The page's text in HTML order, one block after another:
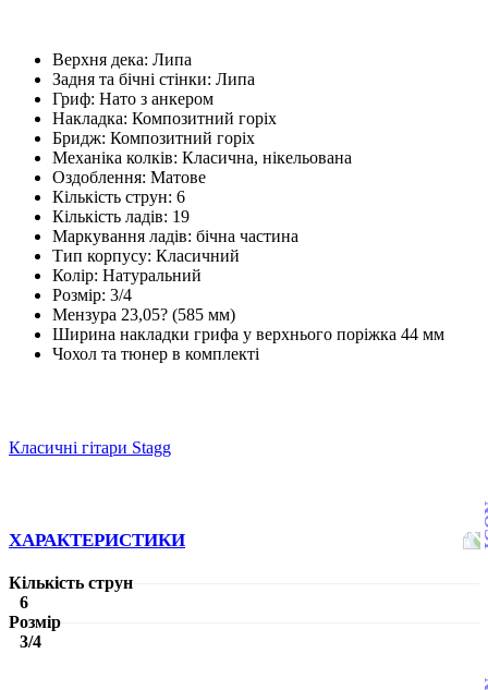
Верхня дека: Липа
Задня та бічні стінки: Липа
Гриф: Нато з анкером
Накладка: Композитний горіх
Бридж: Композитний горіх
Механіка колків: Класична, нікельована
Оздоблення: Матове
Кількість струн: 6
Кількість ладів: 19
Маркування ладів: бічна частина
Тип корпусу: Класичний
Колір: Натуральний
Розмір: 3/4
Мензура 23,05? (585 мм)
Ширина накладки грифа у верхнього поріжка 44 мм
Чохол та тюнер в комплекті
Класичні гітари Stagg
ХАРАКТЕРИСТИКИ
Кількість струн
6
Розмір
3/4